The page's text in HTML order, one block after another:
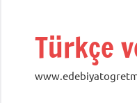
Türkçe